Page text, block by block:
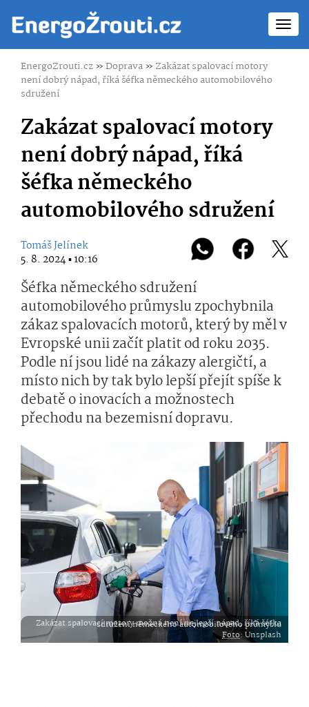
EnergoZrouti.cz»Doprava»Zakázat spalovací motory
není dobrý nápad, říká šéfka německého automobilového
sdružení
Zakázat spalovací motory
není dobrý nápad, říká
šéfka německého
automobilového sdružení
Tomáš Jelínek
5. 8. 2024 ▪ 10:16
Šéfka německého sdružení
automobilového průmyslu zpochybnila
zákaz spalovacích motorů, který by měl v
Evropské unii začít platit od roku 2035.
Podle ní jsou lidé na zákazy alergičtí, a
místo nich by tak bylo lepší přejít spíše k
debatě o inovacích a možnostech
přechodu na bezemisní dopravu.
Zakázat spalovací motory možná není nejlepší nápad, říká šéfka sdružení německého automobilového průmyslu
Foto: Unsplash